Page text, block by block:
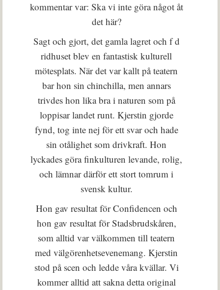
kommentar var: Ska vi inte göra något åt
det här?
Sagt och gjort, det gamla lagret och f d
ridhuset blev en fantastisk kulturell
mötesplats. När det var kallt på teatern
bar hon sin chinchilla, men annars
trivdes hon lika bra i naturen som på
loppisar landet runt. Kjerstin gjorde
fynd, tog inte nej för ett svar och hade
sin otålighet som drivkraft. Hon
lyckades göra finkulturen levande, rolig,
och lämnar därför ett stort tomrum i
svensk kultur.
Hon gav resultat för Confidencen och
hon gav resultat för Stadsbrudskåren,
som alltid var välkommen till teatern
med välgörenhetsevenemang. Kjerstin
stod på scen och ledde våra kvällar. Vi
kommer alltid att sakna detta original